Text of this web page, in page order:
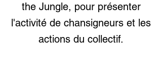
the Jungle, pour présenter
l'activité de chansigneurs et les
actions du collectif.